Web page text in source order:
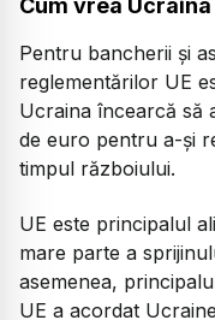
Cum vrea
Pentru bancherii și
reglementărilor UE
Ucraina încearcă să
de euro pentru a-și
timpul războiului.
UE este principalul
mare parte a
asemenea,
UE a acordat